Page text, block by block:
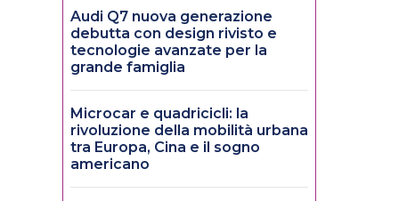
Audi Q7 nuova generazione
debutta con design rivisto e
tecnologie avanzate per la
grande famiglia
Microcar e quadricicli: la
rivoluzione della mobilità urbana
tra Europa, Cina e il sogno
americano